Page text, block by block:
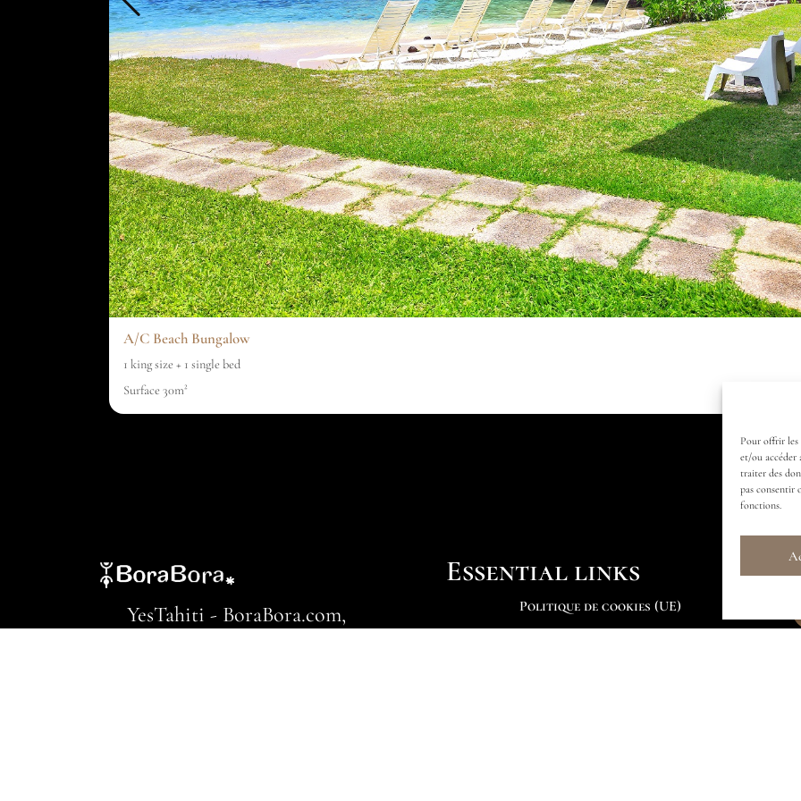
Pour offrir les
et/ou accéder
traiter des
pas consentir
fonctions.
A/C Beach Bungalow
1 king size + 1 single bed
Surface 30m²
YesTahiti - BoraBora.com,
Essential links
Politique de cookies (UE)